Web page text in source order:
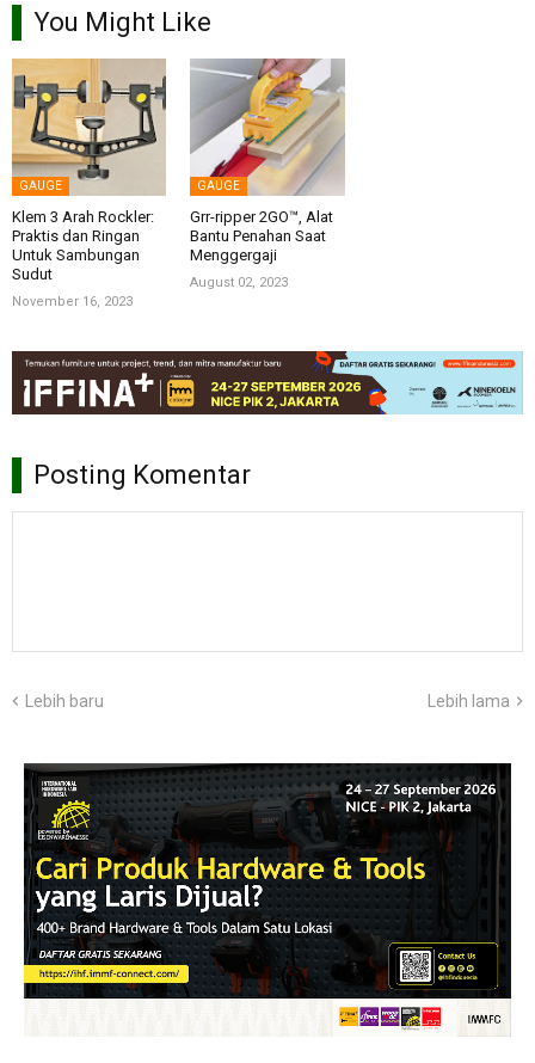
You Might Like
GAUGE
Klem 3 Arah Rockler:
Praktis dan Ringan
Untuk Sambungan
Sudut
November 16, 2023
GAUGE
Grr-ripper 2GO™, Alat
Bantu Penahan Saat
Menggergaji
August 02, 2023
Posting Komentar
Lebih baru Lebih lama